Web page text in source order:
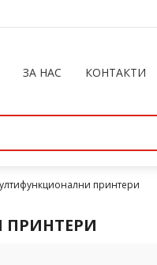
ЗА НАС КОНТАКТИ
принтери